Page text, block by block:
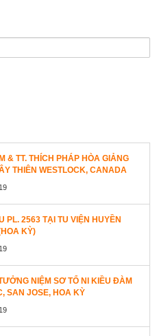
& TT. THÍCH PHÁP HÒA GIẢNG
THIÊN WESTLOCK, CANADA
PL. 2563 TẠI TU VIỆN HUYỀN
KỲ)
NIỆM SƠ TỔ NI KIỀU ĐÀM
SAN JOSE, HOA KỲ